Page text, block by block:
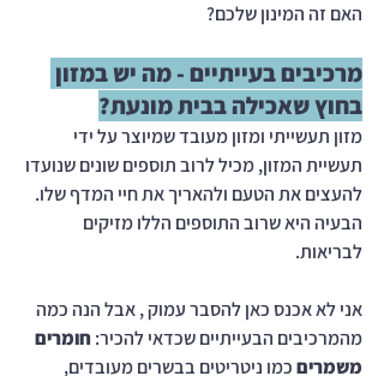
האם זה המינון שלכם?
מרכיבים בעייתיים - מה יש במזון
בחוץ שאכילה בבית מונעת?
מזון תעשייתי ומזון מעובד שמיוצר על ידי
תעשיית המזון, מכיל לרוב תוספים שונים שנועדו
להעצים את הטעם ולהאריך את חיי המדף שלו.
הבעיה היא שרוב התוספים הללו מזיקים
לבריאות.
אני לא אכנס כאן להסבר עמוק , אבל הנה כמה
מהמרכיבים הבעייתיים שכדאי להכיר: חומרים
משמרים כמו ניטריטים בבשרים מעובדים,